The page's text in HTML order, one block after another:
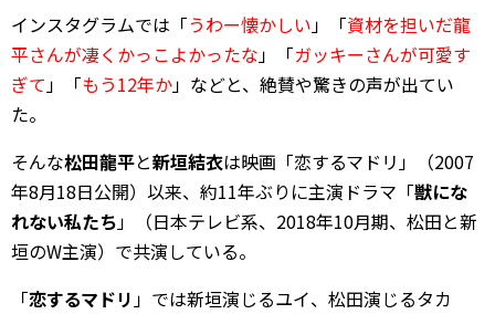
インスタグラムでは「うわー懐かしい」「資材を担いだ龍
平さんが凄くかっこよかったな」「ガッキーさんが可愛す
ぎて」「もう12年か」などと、絶賛や驚きの声が出てい
た。
そんな松田龍平と新垣結衣は映画「恋するマドリ」（2007
年8月18日公開）以来、約11年ぶりに主演ドラマ「獣にな
れない私たち」（日本テレビ系、2018年10月期、松田と新
垣のW主演）で共演している。
「恋するマドリ」では新垣演じるユイ、松田演じるタカ